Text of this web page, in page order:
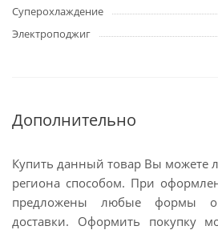
Суперохлаждение
Электроподжиг
Дополнительно
Купить данный товар Вы можете
региона способом. При
предложены любые формы
доставки. Оформить покупку